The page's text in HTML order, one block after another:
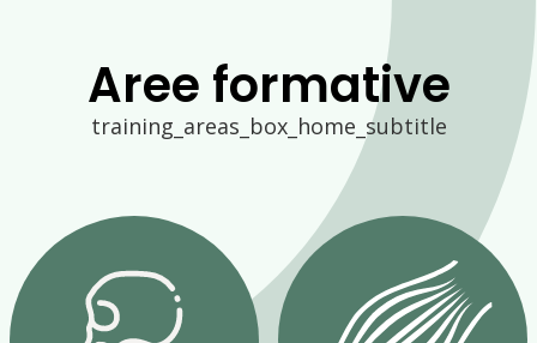
Aree formative
training_areas_box_home_subtitle